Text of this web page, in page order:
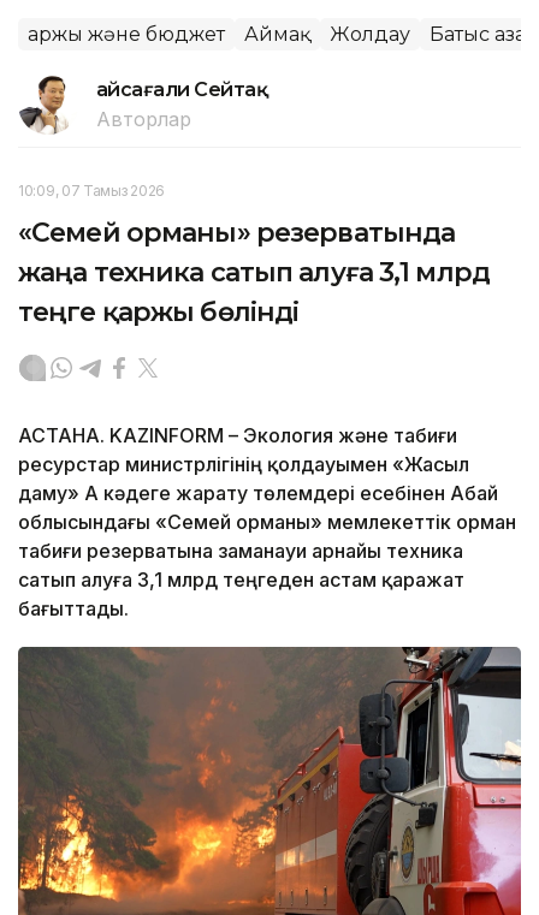
Қаржы және бюджет Аймақ Жолдау Батыс
Ғайсағали Сейтақ
Авторлар
10:09, 07 Тамыз 2026
«Семей орманы» резерватында
жаңа техника сатып алуға 3,1 млрд
теңге қаржы бөлінді
АСТАНА. KAZINFORM – Экология және табиғи
ресурстар министрлігінің қолдауымен «Жасыл
даму» АҚ кәдеге жарату төлемдері есебінен Абай
облысындағы «Семей орманы» мемлекеттік орман
табиғи резерватына заманауи арнайы техника
сатып алуға 3,1 млрд теңгеден астам қаражат
бағыттады.